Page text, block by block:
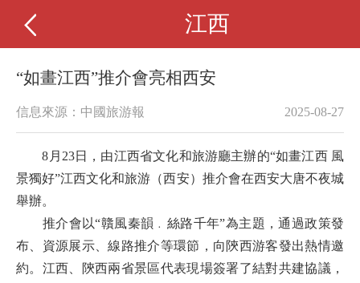
江西
“如畫江西”推介會亮相西安
信息來源：中國旅游報 2025-08-27
8月23日，由江西省文化和旅游廳主辦的“如畫江西 風
景獨好”江西文化和旅游（西安）推介會在西安大唐不夜城
舉辦。
推介會以“贛風秦韻﹒絲路千年”為主題，通過政策發
布、資源展示、線路推介等環節，向陝西游客發出熱情邀
約。江西、陝西兩省景區代表現場簽署了結對共建協議，